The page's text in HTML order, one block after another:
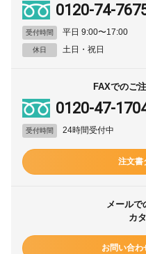
0120-74-
受付時間 平日 9:00〜17:00
休日 土日・祝日
FAXでのご
0120-47-
受付時間 24時間受付中
注文書
メールで
カ
お問い合わ